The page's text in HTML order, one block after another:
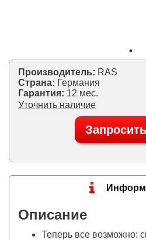
Производитель: RAS
Страна: Германия
Гарантия: 12 мес.
Уточнить наличие
Описание
Теперь все возможно: